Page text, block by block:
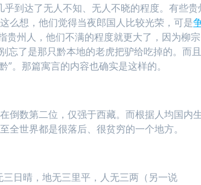
乎到达了无人不知、无人不晓的程度。有些贵
么想，他们觉得当夜郎国人比较光荣，可是
贵州人，他们不满的程度就更大了，因为柳宗
忘了是那只黔本地的老虎把驴给吃掉的。而且
”。那篇寓言的内容也确实是这样的。
倒数第二位，仅强于西藏。而根据人均国内生
全世界都是很落后、很贫穷的一个地方。
日晴，地无三里平，人无三两（另一说